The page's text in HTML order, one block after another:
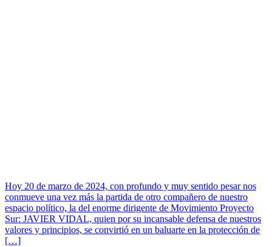
Hoy 20 de marzo de 2024, con profundo y muy sentido pesar nos
conmueve una vez más la partida de otro compañero de nuestro
espacio político, la del enorme dirigente de Movimiento Proyecto
Sur: JAVIER VIDAL, quien por su incansable defensa de nuestros
valores y principios, se convirtió en un baluarte en la protección de
[…]